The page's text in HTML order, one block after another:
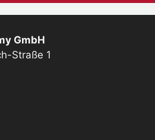
GmbH
Straße 1